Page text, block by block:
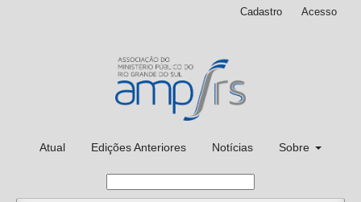
Atual Edições Anteriores Notícias Sobre
Cadastro Acesso